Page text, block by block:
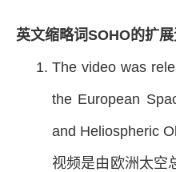
英文缩略词SOHO的扩
The video was
the European
and Heliospheric
视频是由欧洲太空